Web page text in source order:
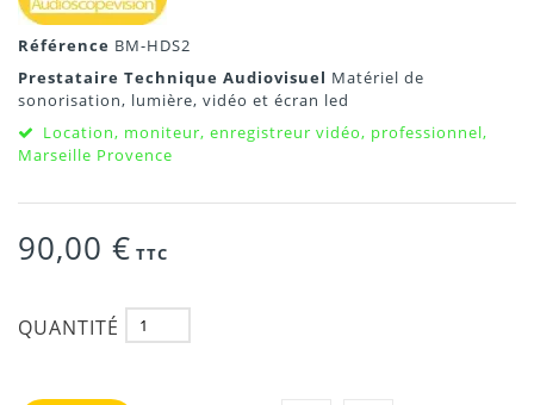
Référence BM-HDS2
Prestataire Technique Audiovisuel Matériel de
sonorisation, lumière, vidéo et écran led
Location, moniteur, enregistreur vidéo, professionnel,
Marseille Provence
90,00 € TTC
QUANTITÉ